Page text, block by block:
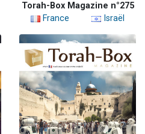
Torah-Box Magazine n°275
France
Israël